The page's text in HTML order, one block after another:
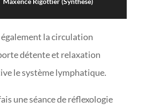
la circulation
détente et relaxation
le système lymphatique.
une séance de réflexologie